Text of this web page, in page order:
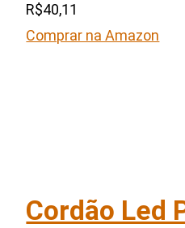
R$40,11
Comprar na Amazon
Cordão Led